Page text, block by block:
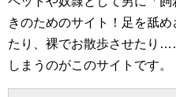
きのためのサイト！足を舐
たり、裸でお散歩させたり
しまうのがこのサイトです。